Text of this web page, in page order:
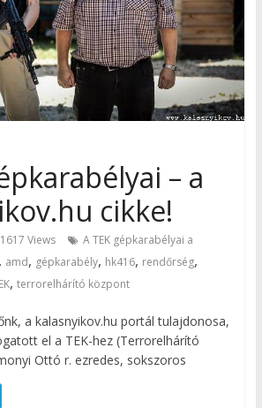
– a
cikke!
Views
A TEK gépkarabélyai a
, amd, gépkarabély, hk416, rendőrség,
, terrorelhárító központ
a kalasnyikov.hu portál tulajdonosa,
el a TEK-hez (Terrorelhárító
Ottó r. ezredes, sokszoros